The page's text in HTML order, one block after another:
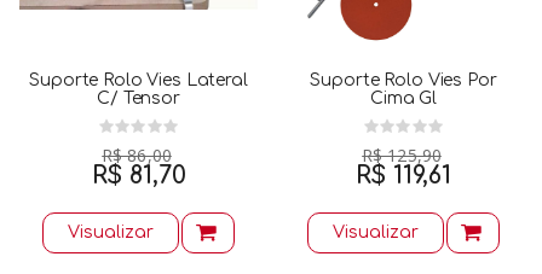
Suporte Rolo Vies Lateral
C/ Tensor
R$ 86,00
R$ 81,70
Visualizar
Suporte Rolo Vies Por
Cima Gl
R$ 125,90
R$ 119,61
Visualizar